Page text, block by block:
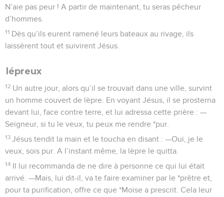
N’aie pas peur ! A partir de maintenant, tu seras pêcheur
d’hommes.
11 Dès qu’ils eurent ramené leurs bateaux au rivage, ils
laissèrent tout et suivirent Jésus.
lépreux
12 Un autre jour, alors qu’il se trouvait dans une ville, survint
un homme couvert de lèpre. En voyant Jésus, il se prosterna
devant lui, face contre terre, et lui adressa cette prière : —
Seigneur, si tu le veux, tu peux me rendre *pur.
13 Jésus tendit la main et le toucha en disant : —Oui, je le
veux, sois pur. A l’instant même, la lèpre le quitta.
14 Il lui recommanda de ne dire à personne ce qui lui était
arrivé. —Mais, lui dit-il, va te faire examiner par le *prêtre et,
pour ta purification, offre ce que *Moïse a prescrit. Cela leur